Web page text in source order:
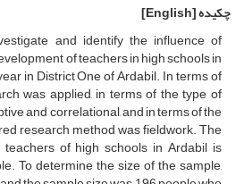
چکیده[English]
and identify the influence of
of teachers in high schools in
in District One of Ardabil. In terms of
was applied, in terms of the type of
and correlational, and in terms of the
research method was fieldwork. The
of high schools in Ardabil is
To determine the size of the sample,